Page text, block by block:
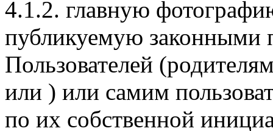
4.1.2. главную
публикуемую законными
Пользователей
или ) или самим
по их собственной